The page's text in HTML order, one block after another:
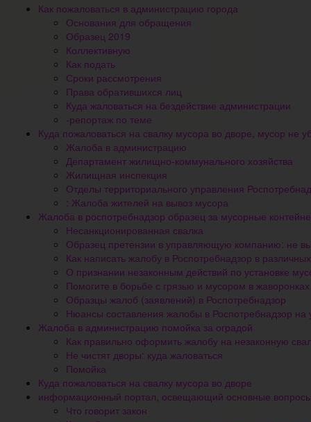
Как пожаловаться в администрацию города
Основания для обращения
Образец 2019
Коллективную
Как подать
Сроки рассмотрения
Права обратившихся лиц
Куда жаловаться на бездействие администрации
-репортаж по теме
Куда пожаловаться на свалку мусора во дворе, мусор не
Жалоба в администрацию
Департамент жилищно-коммунального хозяйства
Жилищная инспекция
Отделы территориального управления
: Жалоба жителей на вывоз мусора
Жалоба в роспотребнадзор образец за мусорные
Несанкционированная свалка
Образец претензии в управляющую компанию: не
Как написать жалобу в Роспотребнадзор в
О признании незаконным действий по установке
Помогите в борьбе с грязью и мусором в жаворонках
Образцы жалоб (заявлений) в Роспотребнадзор
Нюансы составления жалобы в Роспотребнадзор
Жалоба в администрацию помойка за оградой
Как правильно оформить жалобу на незаконную
Не чистят дворы: куда жаловаться
Помойка
Куда пожаловаться на свалку мусора во дворе
информационный портал, освещающий основные вопросы
Что говорит закон